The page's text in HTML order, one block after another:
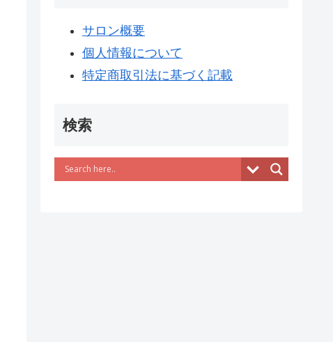
サロン概要
個人情報について
特定商取引法に基づく記載
検索